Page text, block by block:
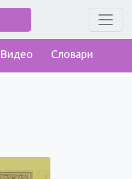
Видео Словари